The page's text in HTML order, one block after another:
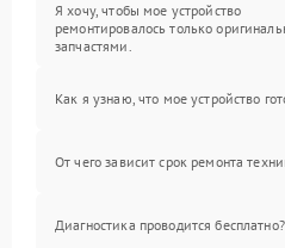
Я хочу, чтобы мое устройство
ремонтировалось только
запчастями.
Как я узнаю, что мое устройство
От чего зависит срок ремонта
Диагностика проводится бесплатно?